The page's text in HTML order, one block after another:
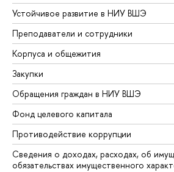
Устойчивое развитие в НИУ ВШЭ
Преподаватели и сотрудники
Корпуса и общежития
Закупки
Обращения граждан в НИУ ВШЭ
Фонд целевого капитала
Противодействие коррупции
Сведения о доходах, расходах, об
обязательствах имущественного